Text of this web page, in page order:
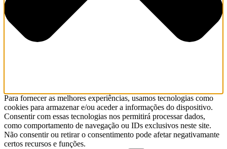
Para fornecer as melhores experiências, usamos tecnologias como
cookies para armazenar e/ou aceder a informações do dispositivo.
Consentir com essas tecnologias nos permitirá processar dados,
como comportamento de navegação ou IDs exclusivos neste site.
Não consentir ou retirar o consentimento pode afetar negativamante
certos recursos e funções.